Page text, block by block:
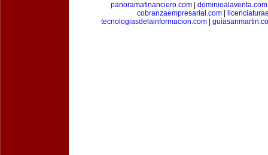
panoramafinanciero.com
dominioalaventa.com
cobranzaempresarial.com
tecnologiasdelainformacion.com|